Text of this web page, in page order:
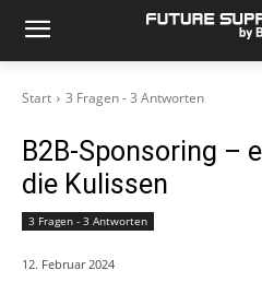
Start 3 Fragen - 3 Antworten
B2B-Sponsoring –
die Kulissen
3 Fragen - 3 Antworten
12. Februar 2024